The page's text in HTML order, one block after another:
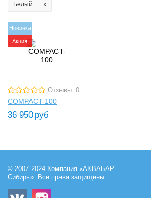
Белый
Новинка
Акция
Отзывы: 0
COMPACT-100
36 950 руб
© 2007-2024 Компания «АКВАБАР -
Сибирь». Все права защищены.